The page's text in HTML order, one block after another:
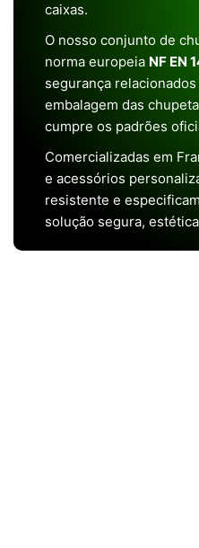
caixas.
O nosso conjunto de
norma europeia NF EN
segurança
embalagem das
cumpre os padrões
Comercializadas em
e acessórios
resistente e
solução segura,